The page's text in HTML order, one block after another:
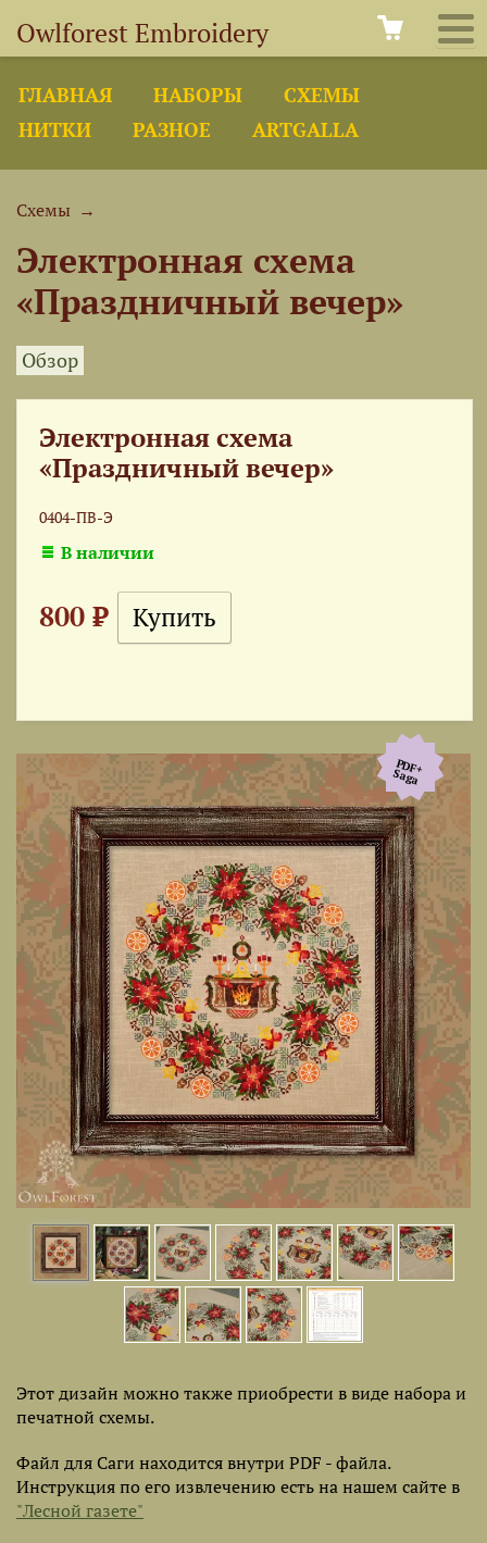
Owlforest Embroidery
ГЛАВНАЯ НАБОРЫ
СХЕМЫ
НИТКИ
РАЗНОЕ ARTGALLA
Схемы →
Электронная схема
«Праздничный вечер»
Обзор
Электронная схема
«Праздничный вечер»
0404-ПВ-Э
В наличии
800 ₽
PDF+
Saga
Этот дизайн можно также приобрести в виде набора и
печатной схемы.
Файл для Саги находится внутри PDF - файла.
Инструкция по его извлечению есть на нашем сайте в
"Лесной газете"